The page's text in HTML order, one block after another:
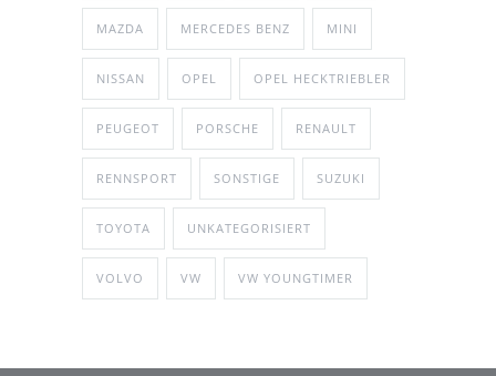
MAZDA MERCEDES BENZ MINI
NISSAN OPEL OPEL HECKTRIEBLER
PEUGEOT PORSCHE RENAULT
RENNSPORT SONSTIGE SUZUKI
TOYOTA UNKATEGORISIERT
VOLVO VW VW YOUNGTIMER